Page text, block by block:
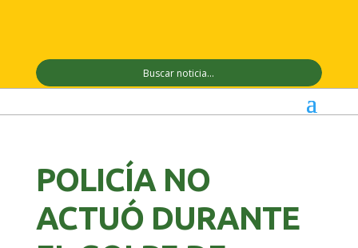
POLICÍA NO
ACTUÓ DURANTE